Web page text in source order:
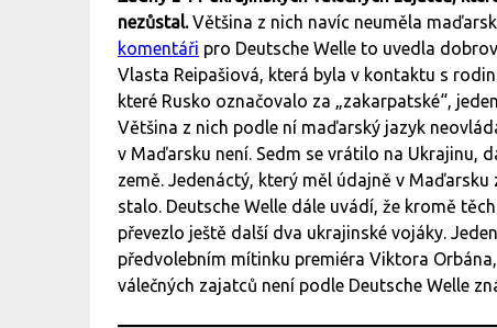
nezůstal.Většina z nich navíc neuměla
komentáři pro Deutsche Welle to uvedla
Vlasta Reipašiová, která byla v kontaktu s
které Rusko označovalo za „zakarpatské“,
Většina z nich podle ní maďarský jazyk
v Maďarsku není. Sedm se vrátilo na Ukrajinu,
země. Jedenáctý, který měl údajně v
stalo. Deutsche Welle dále uvádí, že kromě
převezlo ještě další dva ukrajinské vojáky.
předvolebním mítinku premiéra Viktora
válečných zajatců není podle Deutsche Welle